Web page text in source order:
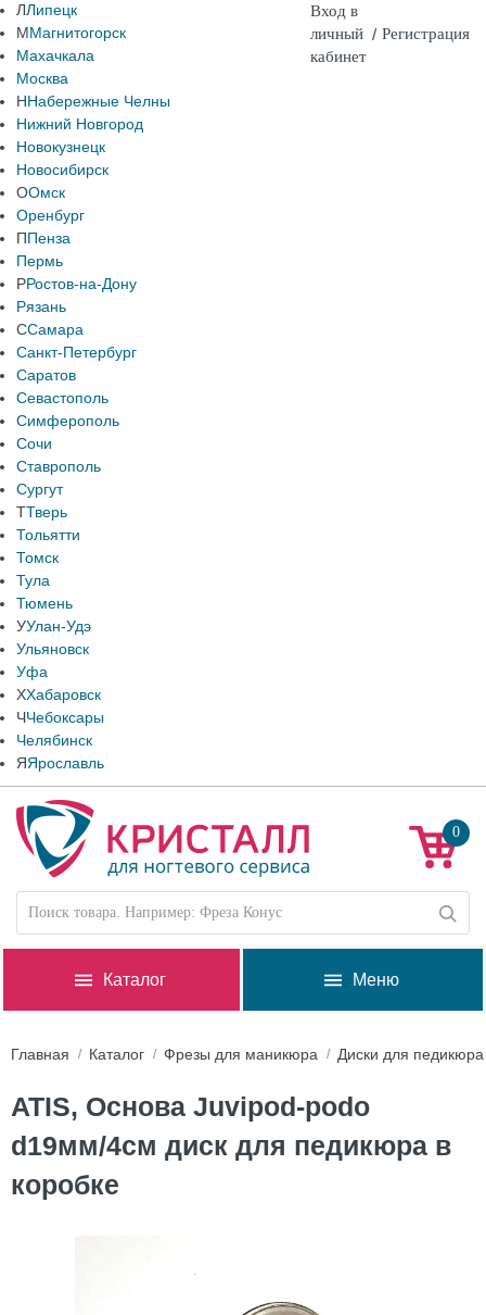
ЛЛипецк
ММагнитогорск
Махачкала
Москва
ННабережные Челны
Нижний Новгород
Новокузнецк
Новосибирск
ООмск
Оренбург
ППенза
Пермь
РРостов-на-Дону
Рязань
ССамара
Санкт-Петербург
Саратов
Севастополь
Симферополь
Сочи
Ставрополь
Сургут
ТТверь
Тольятти
Томск
Тула
Тюмень
УУлан-Удэ
Ульяновск
Уфа
ХХабаровск
ЧЧебоксары
Челябинск
ЯЯрославль
Вход в
личный
кабинет
/ Регистрация
0
Каталог Меню
Главная Каталог Фрезы для маникюра Диски для педикюра
ATIS, Основа Juvipod-podo
d19мм/4см диск для педикюра в
коробке